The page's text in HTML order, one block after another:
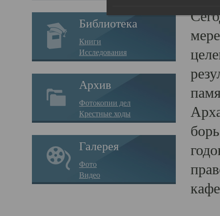
Библиотека
Книги
Исследования
Архив
Фотокопии дел
Крестные ходы
Галерея
Фото
Видео